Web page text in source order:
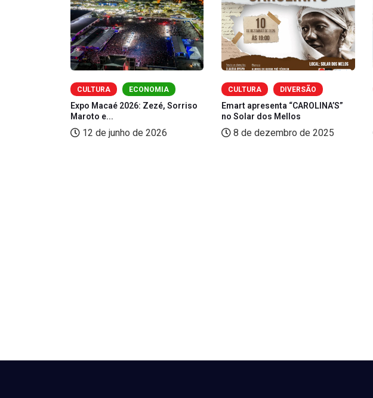
CULTURA ECONOMIA
Expo Macaé 2026: Zezé, Sorriso
Maroto e...
12 de junho de 2026
CULTURA DIVERSÃO
Emart apresenta “CAROLINA’S”
no Solar dos Mellos
8 de dezembro de 2025